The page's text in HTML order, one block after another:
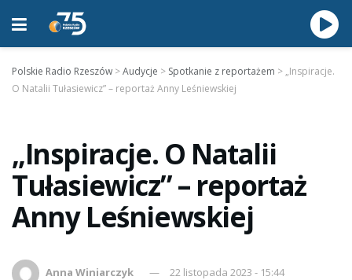
Polskie Radio Rzeszów >Audycje > Spotkanie z reportażem > „Inspiracje.
O Natalii Tułasiewicz” – reportaż Anny Leśniewskiej
„Inspiracje. O Natalii
Tułasiewicz” – reportaż
Anny Leśniewskiej
Anna Winiarczyk
22 listopada 2023 - 15:44